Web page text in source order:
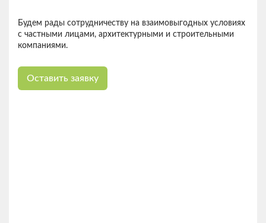
Будем рады сотрудничеству на взаимовыгодных условиях
с частными лицами, архитектурными и строительными
компаниями.
Оставить заявку